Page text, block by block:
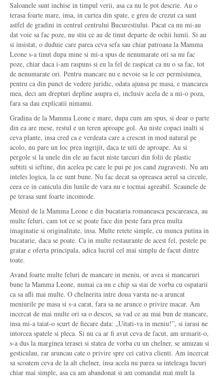
Saloanele sunt inchise in timpul verii, asa ca nu le pot descrie. Au o
terasa foarte mare, insa, in curtea din spate, e greu de crezut ca sunt
astfel de gradini in centrul centrului Bucurestiului. Pacat ca nu mi-au
dat voie sa fac poze, nu stiu ce au de tinut departe de ochii lumii. Si au
si insistat, o duduie care parea ceva sefa sau chiar patroana la Mamma
Leone s-a tinut dupa mine si mi-a spus de nenumarate ori sa nu fac
poze, chiar daca i-am raspuns si eu la fel de raspicat ca nu o sa fac, tot
de nenumarate ori. Pentru mancare nu e nevoie sa le cer permisiunea,
pentru ca din punct de vedere juridic, odata ajunsa pe masa, e mancarea
mea, deci am drepturi depline asupra ei, inclusiv acela de a mi-o poza,
fara sa dau explicatii nimanui.
Gradina de la Mamma Leone e mare, dupa cum am spus, si doar o parte
din ea are mese, restul e un teren aproape gol. Au niste copaci inalti si
ceva plante, insa cred ca e verdeata care a crescut in mod natural pe
acolo, nu pare un loc prea ingrijit, daca te uiti de aproape. Au si
pergole si la unele din ele au facut niste tarcuri din folii de plastic
subtiti si ieftine, din acelea pe care le pui pe jos cand zugravesti. Nu am
inteles logica, la ce sunt bune. Nu fac decat sa opreasca aerul sa circule,
ceea ce in canicula din lunile de vara nu e tocmai agreabil. Scaunele de
pe terasa sunt foarte incomode.
Meniul de la Mamma Leone e din bucataria romaneasca pescareasca, au
multe feluri, cam tot ce se poate face din peste fara prea multa
imaginatie si originalitate, insa. Multe retete simple, cu munca putina in
bucatarie, daca se poate. Ca in multe restaurante de acest fel, pestele pe
gratar e oferta principala, adica lucrul cel mai simplu de facut dintre
toate.
Avand foarte multe feluri de mancare in meniu, or avea si mancaruri
bune la Mamma Leone, numai ca nu e chip sa stai de vorba cu ospatarii
ca sa afli mai multe. O chelnerita intre doua varsta ne-a aruncat
meniurile pe masa si s-a carat, fara sa ne arunce o privire macar. Am
incercat de mai multe ori sa o descos, sa vad ce au mai bun de mancare,
insa mi-a taiat-o scurt de fiecare data: „Uitati-va in meniu!”, si iarasi ne
intorcea spatele si pleca. Si nu ca ar fi avut ceva de facut, am urmarit-o,
s-a dus la marginea terasei si statea de vorba cu un chelner, se amuzau si
gesticulau, rar aruncau cate o privire spre cei cativa clienti. Am incercat
sa scoatem ceva de la alt chelner, insa acela nu parea sa inteleaga lucuri
chiar mai simple, asa ca am abandonat si am comandat mai mult la